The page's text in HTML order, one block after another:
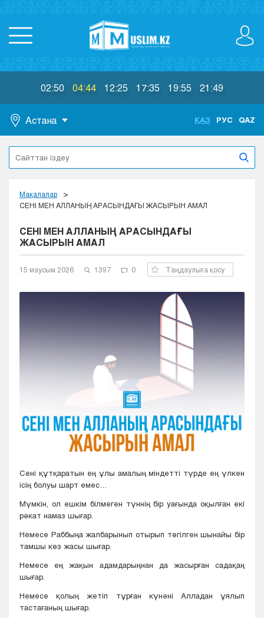
02:50 04:44 12:25 17:35 19:55 21:49
Астана
Астана
Алматы
Актобе
Атырау
Караганда
Кокшетау
Кызылорда
Усть-Каменогорск
ҚАЗ РУС QAZ
Мақалалар
СЕНІ МЕН АЛЛАНЫҢ АРАСЫНДАҒЫ ЖАСЫРЫН АМАЛ
СЕНІ МЕН АЛЛАНЫҢ АРАСЫНДАҒЫ
ЖАСЫРЫН АМАЛ
15 маусым 2026 1397 0 Таңдаулыға қосу
Сені құтқаратын ең ұлы амалың міндетті түрде ең үлкен
ісің болуы шарт емес…
Мүмкін, ол ешкім білмеген түннің бір уағында оқылған екі
рәкат намаз шығар.
Немесе Раббыңа жалбарынып отырып төгілген шынайы бір
тамшы көз жасы шығар.
Немесе ең жақын адамдарыңнан да жасырған садақаң
шығар.
Немесе қолың жетіп тұрған күнәні Алладан ұялып
тастағаның шығар.